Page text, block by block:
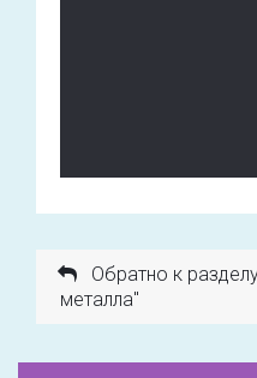
Обратно к
металла"